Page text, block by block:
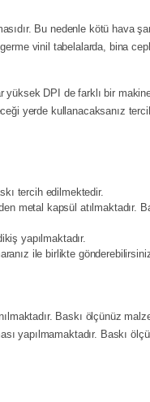
Bu nedenle kötü hava
vinil tabelalarda, bina
DPI de farklı bir
yerde kullanacaksanız
tercih edilmektedir.
metal kapsül atılmaktadır.
yapılmaktadır.
ile birlikte
Baskı ölçünüz
yapılmamaktadır. Baskı